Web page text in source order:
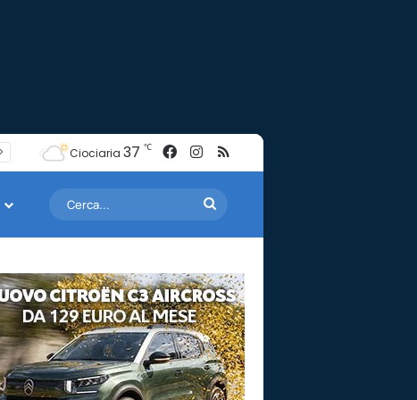
Ciociaria 37 ℃ FacebookInstagram
RSS